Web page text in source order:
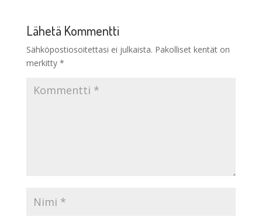
Lähetä Kommentti
Sähköpostiosoitettasi ei julkaista. Pakolliset kentät on
merkitty *